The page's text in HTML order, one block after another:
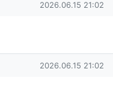
작성일
2026.06.15 21:02
작성일
2026.06.15 21:02